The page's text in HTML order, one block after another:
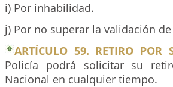
i) Por inhabilidad.
j) Por no superar la validación
ARTÍCULO 59. RETIRO POR
Policía podrá solicitar su
Nacional en cualquier tiempo.